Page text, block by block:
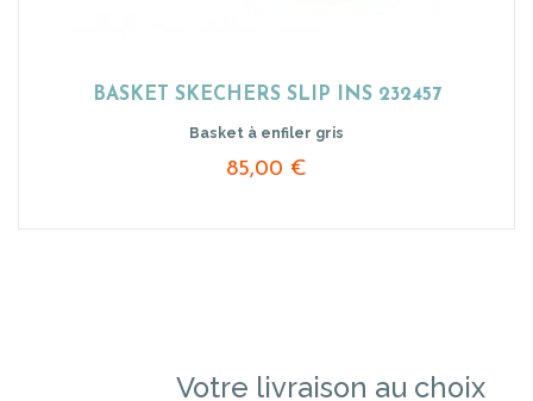
BASKET SKECHERS SLIP INS 232457
Basket à enfiler gris
85,00 €
Votre livraison au choix